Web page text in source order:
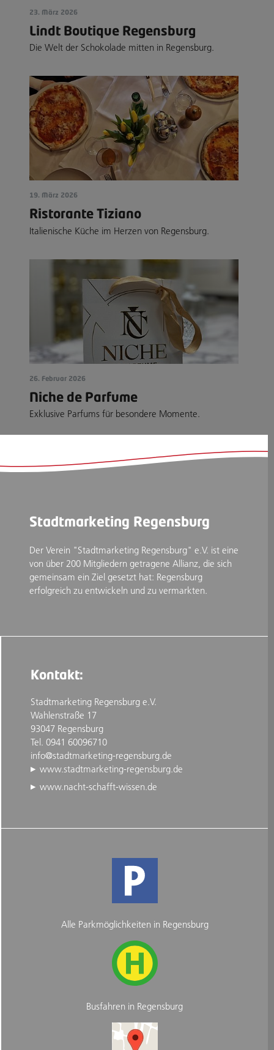
23. März 2026
Lindt Boutique Regensburg
Die Welt der Schokolade mitten in Regensburg.
19. März 2026
Ristorante Tiziano
Italienische Küche im Herzen von Regensburg.
26. Februar 2026
Niche de Parfume
Exklusive Parfums für besondere Momente.
Stadtmarketing Regensburg
Der Verein "Stadtmarketing Regensburg" e.V. ist eine
von über 200 Mitgliedern getragene Allianz, die sich
gemeinsam ein Ziel gesetzt hat: Regensburg
erfolgreich zu entwickeln und zu vermarkten.
Kontakt:
Stadtmarketing Regensburg e.V.
Wahlenstraße 17
93047 Regensburg
Tel. 0941 60096710
info@stadtmarketing-regensburg.de
www.stadtmarketing-regensburg.de
www.nacht-schafft-wissen.de
Alle Parkmöglichkeiten in Regensburg
Busfahren in Regensburg